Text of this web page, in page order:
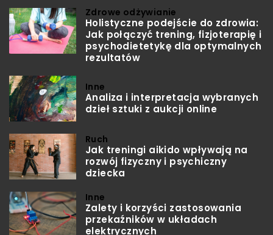
Zdrowe odżywianie
Holistyczne podejście do zdrowia:
Jak połączyć trening, fizjoterapię i
psychodietetykę dla optymalnych
rezultatów
Inne
Analiza i interpretacja wybranych
dzieł sztuki z aukcji online
Ruch
Jak treningi aikido wpływają na
rozwój fizyczny i psychiczny
dziecka
Inne
Zalety i korzyści zastosowania
przekaźników w układach
elektrycznych